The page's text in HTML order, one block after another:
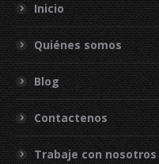
Inicio
Quiénes somos
Blog
Contactenos
Trabaje con nosotros